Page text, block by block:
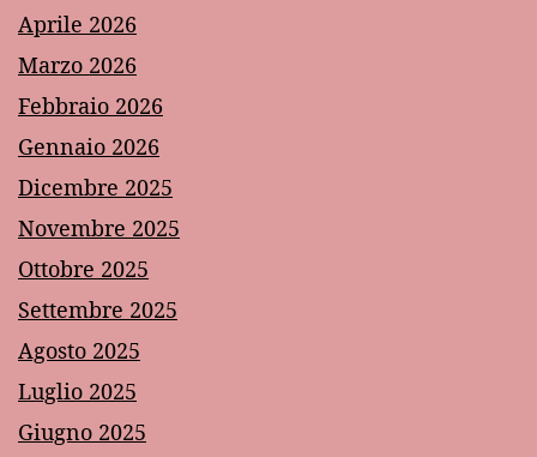
Aprile 2026
Marzo 2026
Febbraio 2026
Gennaio 2026
Dicembre 2025
Novembre 2025
Ottobre 2025
Settembre 2025
Agosto 2025
Luglio 2025
Giugno 2025